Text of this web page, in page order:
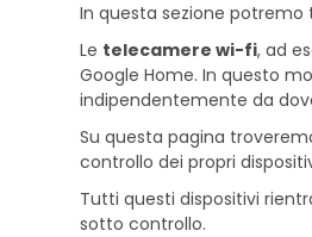
In questa sezione potremo
Le telecamere wi-fi, ad
Google Home. In questo
indipendentemente da
Su questa pagina
controllo dei propri
Tutti questi dispositivi
sotto controllo.